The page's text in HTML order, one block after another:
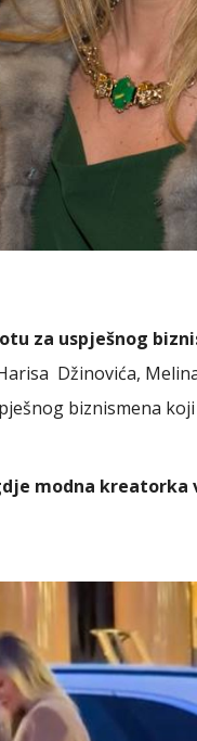
za uspješnog
Džinovića,
biznismena koji
modna kreatorka